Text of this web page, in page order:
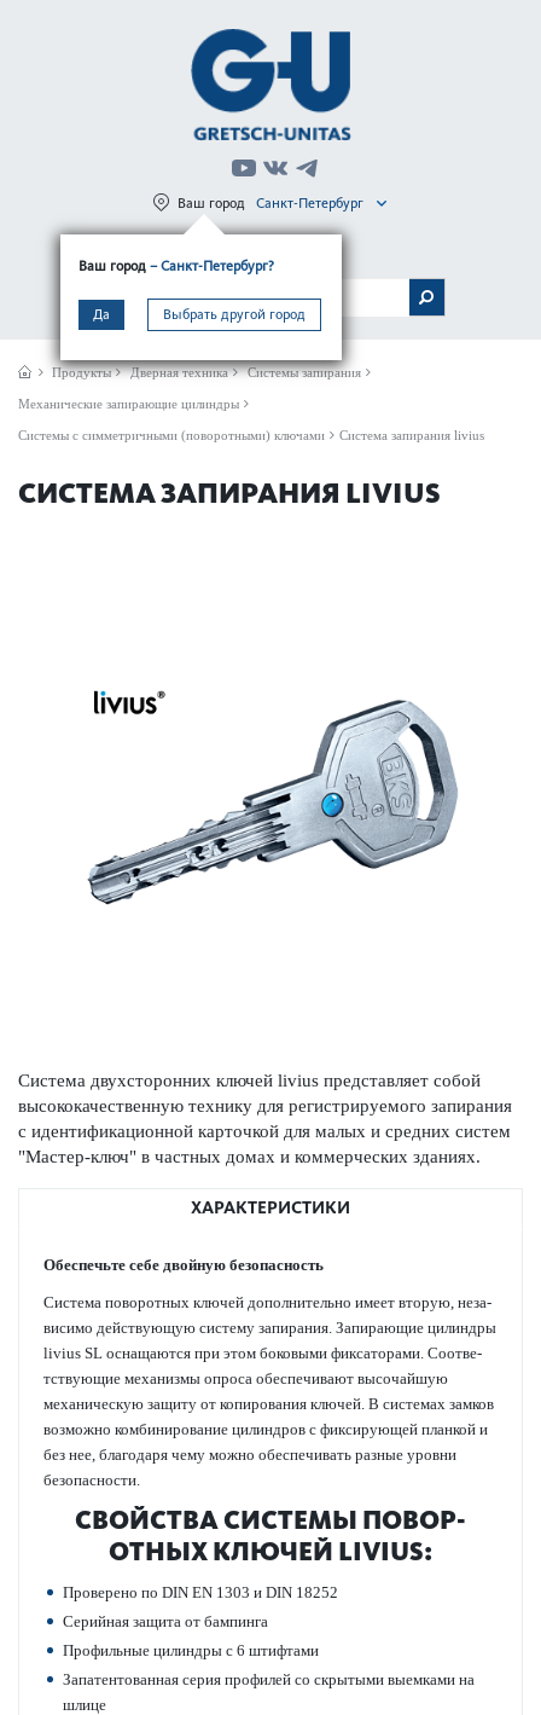
Ваш город – Санкт-Петербург?
Да Выбрать другой город
Ваш город Санкт-Петербург
МЕНЮ
Продукты Дверная техника Системы запирания
Механические запирающие цилиндры
Системы с симметричными (поворотными) ключами Система запирания livius
СИСТЕМА ЗАПИРАНИЯ LIVIUS
Система двухсторонних ключей livius представляет собой
высококачественную технику для регистрируемого запирания
с идентификационной карточкой для малых и средних систем
"Мастер-ключ" в частных домах и коммерческих зданиях.
ХАРАКТЕРИСТИКИ
Обеспечьте себе двойную безоп­асность
Сис­тема пово­р­отных ключей дополнительно имеет вторую, неза­
в­исимо действующую сис­тему запирания. Запи­рающие цилиндры
livius SL оснащаются при этом боковыми фиксат­орами. Соотв­е­
тствующие механизмы опроса обеспечивают выс­очайшую
механическую защиту от копирования ключей. В сис­темах замков
возможно комб­инирование цилиндров с фиксирующей планкой и
без нее, благодаря чему можно обеспечивать разные уровни
безоп­асности.
СВОЙСТВА СИС­ТЕМЫ ПОВО­Р­
ОТНЫХ КЛЮЧЕЙ LIVIUS:
Проверено по DIN EN 1303 и DIN 18252
Сер­ийная защита от бампинга
Профильные цилиндры с 6 штифтами
Запатентованная серия профилей со скрытыми выем­ками на
шлице